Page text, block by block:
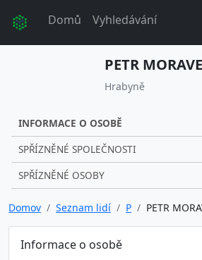
Domů Vyhledávání
PETR
Hrabyně
INFORMACE O OSOBĚ
SPŘÍZNĚNÉ SPOLEČNOSTI
SPŘÍZNĚNÉ OSOBY
Domov Seznam lidí P PETR
Informace o osobě